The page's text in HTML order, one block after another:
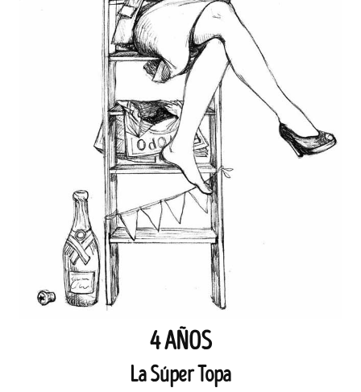
4 AÑOS
La Súper Topa